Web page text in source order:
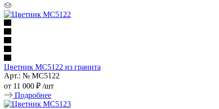
Цветник МС5122 из гранита
Арт.: № МС5122
от 11 000 ₽ /шт
Подробнее